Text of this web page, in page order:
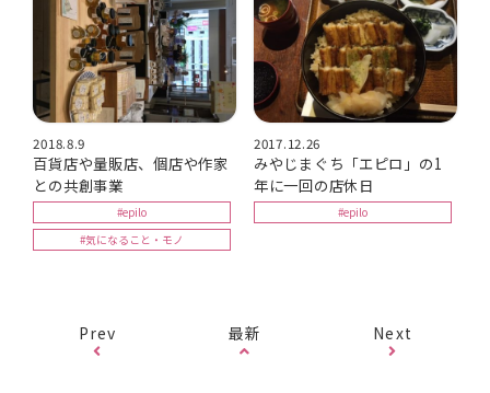
2018.8.9
百貨店や量販店、個店や作家
との共創事業
#epilo
#気になること・モノ
2017.12.26
みやじまぐち「エピロ」の1
年に一回の店休日
#epilo
最新
Prev Next